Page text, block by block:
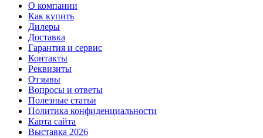
О компании
Как купить
Дилеры
Доставка
Гарантия и сервис
Контакты
Реквизиты
Отзывы
Вопросы и ответы
Полезные статьи
Политика конфиденциальности
Карта сайта
Выставка 2026